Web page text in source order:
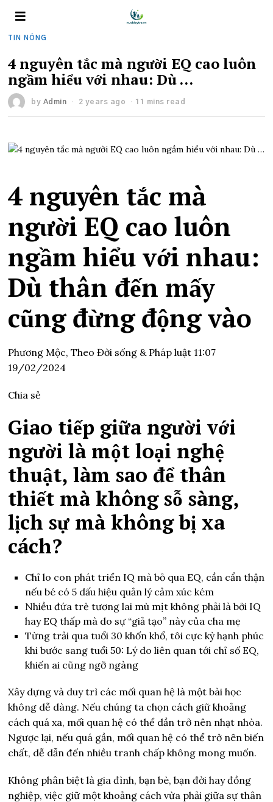
TIN NÓNG
4 nguyên tắc mà người EQ cao luôn
ngầm hiểu với nhau: Dù …
by Admin 2 years ago 11 mins read
4 nguyên tắc mà
người EQ cao luôn
ngầm hiểu với nhau:
Dù thân đến mấy
cũng đừng động vào
Phương Mộc,Theo Đời sống & Pháp luật 11:07
19/02/2024
Chia sẻ
Giao tiếp giữa người với
người là một loại nghệ
thuật, làm sao để thân
thiết mà không sỗ sàng,
lịch sự mà không bị xa
cách?
Chỉ lo con phát triển IQ mà bỏ qua EQ, cần cẩn thận
nếu bé có 5 dấu hiệu quản lý cảm xúc kém
Nhiều đứa trẻ tương lai mù mịt không phải là bởi IQ
hay EQ thấp mà do sự “giả tạo” này của cha mẹ
Từng trải qua tuổi 30 khốn khổ, tôi cực kỳ hạnh phúc
khi bước sang tuổi 50: Lý do liên quan tới chỉ số EQ,
khiến ai cũng ngỡ ngàng
Xây dựng và duy trì các mối quan hệ là một bài học
không dễ dàng. Nếu chúng ta chọn cách giữ khoảng
cách quá xa, mối quan hệ có thể dần trở nên nhạt nhòa.
Ngược lại, nếu quá gần, mối quan hệ có thể trở nên biến
chất, dễ dẫn đến nhiều tranh chấp không mong muốn.
Không phân biệt là gia đình, bạn bè, bạn đời hay đồng
nghiệp, việc giữ một khoảng cách vừa phải giữa sự thân